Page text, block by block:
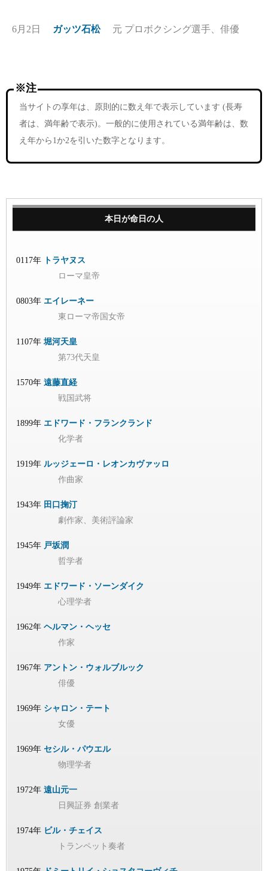
6月2日 ガッツ石松 元 プロボクシング選手、俳優
※注
当サイトの享年は、原則的に数え年で表示しています (長寿
者は、満年齢で表示)。一般的に使用されている満年齢は、数
え年から1か2を引いた数字となります。
本日が命日の人
0117年
トラヤヌス
ローマ皇帝
0803年 エイレーネー
東ローマ帝国女帝
1107年 堀河天皇
第73代天皇
1570年 遠藤直経
戦国武将
1899年 エドワード・フランクランド
化学者
1919年 ルッジェーロ・レオンカヴァッロ
作曲家
1943年 田口掬汀
劇作家、美術評論家
1945年 戸坂潤
哲学者
1949年 エドワード・ソーンダイク
心理学者
1962年 ヘルマン・ヘッセ
作家
1967年 アントン・ウォルブルック
俳優
1969年 シャロン・テート
女優
1969年 セシル・パウエル
物理学者
1972年 遠山元一
日興証券 創業者
1974年 ビル・チェイス
トランペット奏者